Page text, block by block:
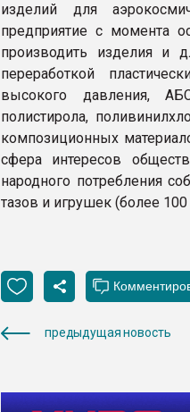
изделий для
предприятие с момента
производить изделия и
переработкой
высокого давления,
полистирола,
композиционных
сфера интересов
народного потребления
тазов и игрушек (более
предыдущая новость